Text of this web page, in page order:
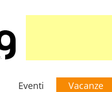
Eventi Vacanze